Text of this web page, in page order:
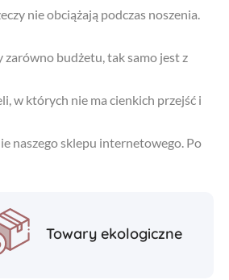
nie obciążają podczas noszenia.
budżetu, tak samo jest z
w których nie ma cienkich przejść i
naszego sklepu internetowego. Po
Towary ekologiczne